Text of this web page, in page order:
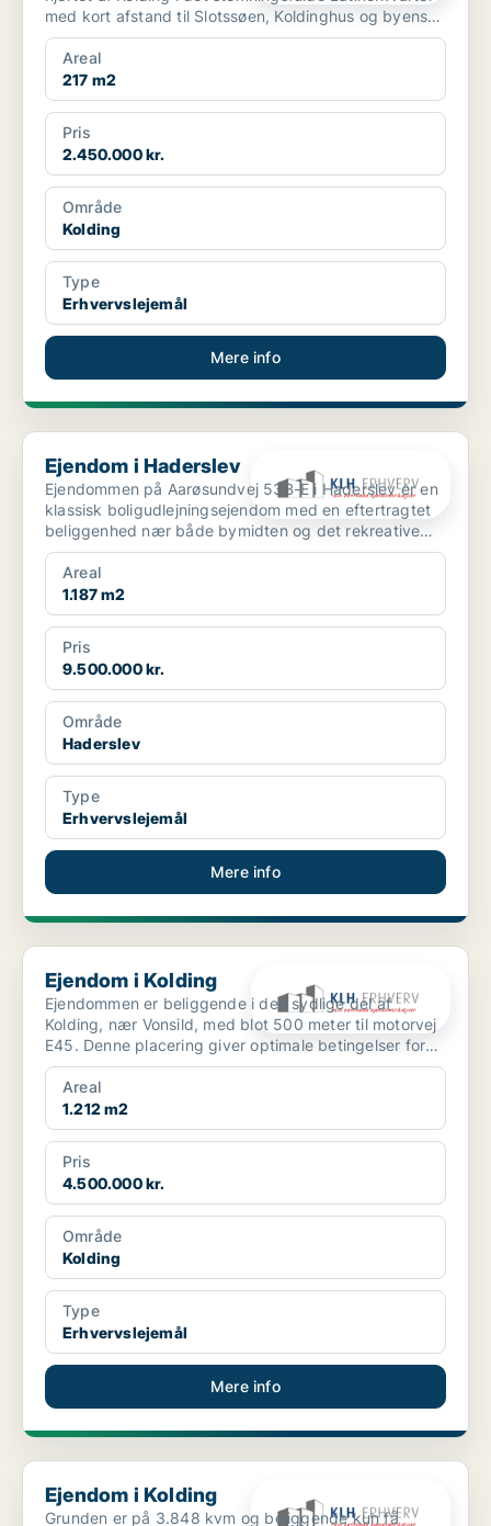
med kort afstand til Slotssøen, Koldinghus og byens
g...
Areal
217 m2
Pris
2.450.000 kr.
Område
Kolding
Type
Erhvervslejemål
Mere info
Ejendom i Haderslev
Ejendom i Haderslev
Ejendommen på Aarøsundvej 53B-E i Haderslev er en
klassisk boligudlejningsejendom med en eftertragtet
beliggenhed nær både bymidten og det rekreative
havnemi...
Areal
1.187 m2
Pris
9.500.000 kr.
Område
Haderslev
Type
Erhvervslejemål
Mere info
Ejendom i Kolding
Ejendom i Kolding
Ejendommen er beliggende i den sydlige del af
Kolding, nær Vonsild, med blot 500 meter til motorvej
E45. Denne placering giver optimale betingelser for
både ...
Areal
1.212 m2
Pris
4.500.000 kr.
Område
Kolding
Type
Erhvervslejemål
Mere info
Ejendom i Kolding
Ejendom i Kolding
Grunden er på 3.848 kvm og beliggende kun få